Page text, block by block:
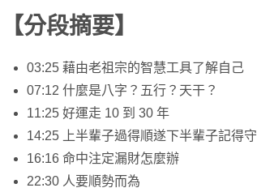
【分段摘要】
03:25 藉由老祖宗的智慧工具了解自己
07:12 什麼是八字？五行？天干？
11:25 好運走 10 到 30 年
14:25 上半輩子過得順遂下半輩子記得守
16:16 命中注定漏財怎麼辦
22:30 人要順勢而為